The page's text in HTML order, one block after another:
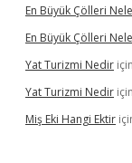
En Büyük Çölleri
En Büyük Çölleri
Yat Turizmi Nedir için
Yat Turizmi Nedir için
Miş Eki Hangi Ektir